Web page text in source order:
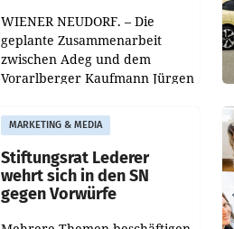
WIENER NEUDORF. – Die
geplante Zusammenarbeit
zwischen Adeg und dem
Vorarlberger Kaufmann Jürgen
freigegeben: Die
Bundeswettbewerbsbehörde
und der Bundeskartellanwalt
MARKETING & MEDIA
Stiftungsrat Lederer
wehrt sich in den SN
gegen Vorwürfe